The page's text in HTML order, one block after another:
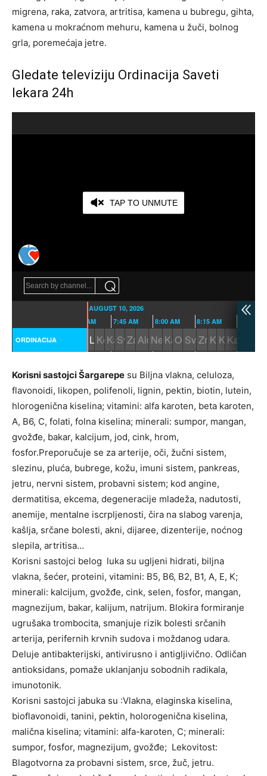
migrena, raka, zatvora, artritisa, kamena u bubregu, gihta,
kamena u mokraćnom mehuru, kamena u žuči, bolnog
grla, poremećaja jetre.
Gledate televiziju Ordinacija Saveti
lekara 24h
Korisni sastojci Šargarepe su Biljna vlakna, celuloza,
flavonoidi, likopen, polifenoli, lignin, pektin, biotin, lutein,
hlorogenična kiselina; vitamini: alfa karoten, beta karoten,
A, B6, C, folati, folna kiselina; minerali: sumpor, mangan,
gvožđe, bakar, kalcijum, jod, cink, hrom,
fosfor.Preporučuje se za arterije, oči, žučni sistem,
slezinu, pluća, bubrege, kožu, imuni sistem, pankreas,
jetru, nervni sistem, probavni sistem; kod angine,
dermatitisa, ekcema, degeneracije mladeža, nadutosti,
anemije, mentalne iscrpljenosti, čira na slabog varenja,
kašlja, srčane bolesti, akni, dijaree, dizenterije, noćnog
slepila, artritisa…
Korisni sastojci belog luka su ugljeni hidrati, biljna
vlakna, šećer, proteini, vitamini: B5, B6, B2, B1, A, E, K;
minerali: kalcijum, gvožđe, cink, selen, fosfor, mangan,
magnezijum, bakar, kalijum, natrijum. Blokira formiranje
ugrušaka trombocita, smanjuje rizik bolesti srčanih
arterija, perifernih krvnih sudova i moždanog udara.
Deluje antibakterijski, antivirusno i antigljivično. Odličan
antioksidans, pomaže uklanjanju sobodnih radikala,
imunotonik.
Korisni sastojci jabuka su :Vlakna, elaginska kiselina,
bioflavonoidi, tanini, pektin, holorogenična kiselina,
malična kiselina; vitamini: alfa-karoten, C; minerali:
sumpor, fosfor, magnezijum, gvožđe; Lekovitost:
Blagotvorna za probavni sistem, srce, žuč, jetru.